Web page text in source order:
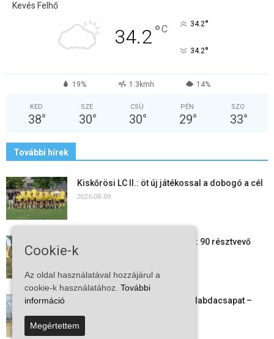
Kevés Felhő
34.2°C 34.2°
34.2°
19% 1.3kmh 14%
KED
38°
SZE
30°
CSÜ
30°
PÉN
29°
SZO
33°
További hírek
Kiskőrösi LC II.: öt új játékossal a dobogó a cél
2026-08-09
24 órás futás a Vadkerti-tónál: 90 résztvevő
1180 kilométert teljesített
Megszűnt a kiskőrösi női kézilabdacsapat –
2026-08-08
Cookie-k
Az oldal használatával hozzájárul a
cookie-k használatához. További
információ
Megértettem